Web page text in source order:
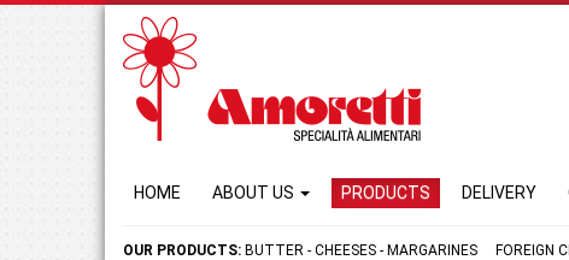
HOME ABOUT US PRODUCTS DELIVERY
OUR PRODUCTS: BUTTER - CHEESES - MARGARINES FOREIGN